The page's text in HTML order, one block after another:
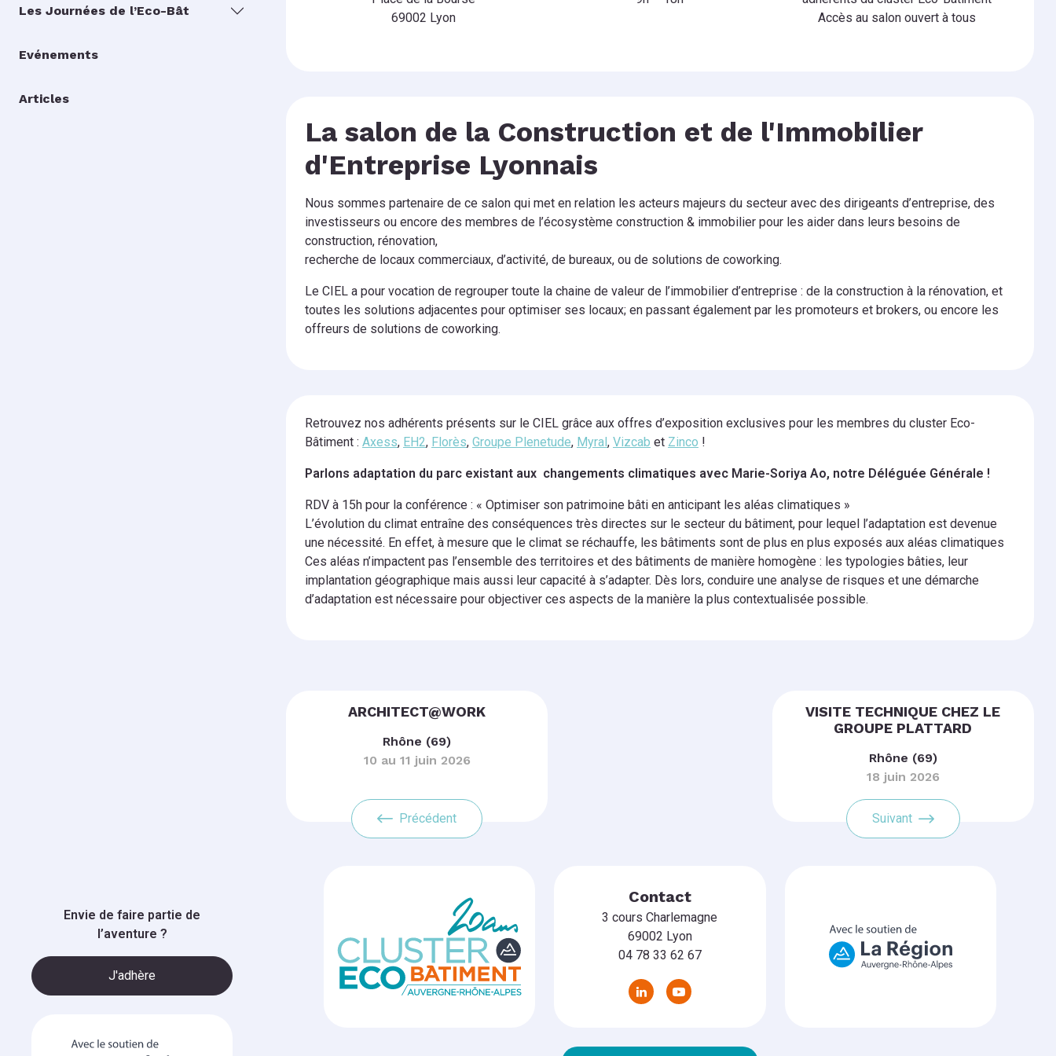
Les Journées de l’Eco-Bât
Evénements
Articles
Envie de faire partie de
l’aventure ?
J'adhère
69002 Lyon
Accès au salon ouvert à tous
La salon de la Construction et de l'Immobilier
d'Entreprise Lyonnais
Nous sommes partenaire de ce salon qui met en relation les acteurs majeurs du secteur avec des dirigeants d’entreprise, des
investisseurs ou encore des membres de l’écosystème construction & immobilier pour les aider dans leurs besoins de
construction, rénovation,
recherche de locaux commerciaux, d’activité, de bureaux, ou de solutions de coworking.
Le CIEL a pour vocation de regrouper toute la chaine de valeur de l’immobilier d’entreprise : de la construction à la rénovation, et
toutes les solutions adjacentes pour optimiser ses locaux; en passant également par les promoteurs et brokers, ou encore les
offreurs de solutions de coworking.
Retrouvez nos adhérents présents sur le CIEL grâce aux offres d’exposition exclusives pour les membres du cluster Eco-
Bâtiment : Axess, EH2, Florès, Groupe Plenetude, Myral, Vizcab et Zinco !
Parlons adaptation du parc existant aux changements climatiques avec Marie-Soriya Ao, notre Déléguée Générale !
RDV à 15h pour la conférence : « Optimiser son patrimoine bâti en anticipant les aléas climatiques »
L’évolution du climat entraîne des conséquences très directes sur le secteur du bâtiment, pour lequel l’adaptation est devenue
une nécessité. En effet, à mesure que le climat se réchauffe, les bâtiments sont de plus en plus exposés aux aléas climatiques
Ces aléas n’impactent pas l’ensemble des territoires et des bâtiments de manière homogène : les typologies bâties, leur
implantation géographique mais aussi leur capacité à s’adapter. Dès lors, conduire une analyse de risques et une démarche
d’adaptation est nécessaire pour objectiver ces aspects de la manière la plus contextualisée possible.
ARCHITECT@WORK
Rhône (69)
10 au 11 juin 2026
Précédent
VISITE TECHNIQUE CHEZ LE
GROUPE PLATTARD
Rhône (69)
18 juin 2026
Suivant
Contact
3 cours Charlemagne
69002 Lyon
04 78 33 62 67